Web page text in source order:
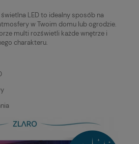
LED to idealny sposób na
w Twoim domu lub ogrodzie.
multi rozświetli każde wnętrze i
charakteru.